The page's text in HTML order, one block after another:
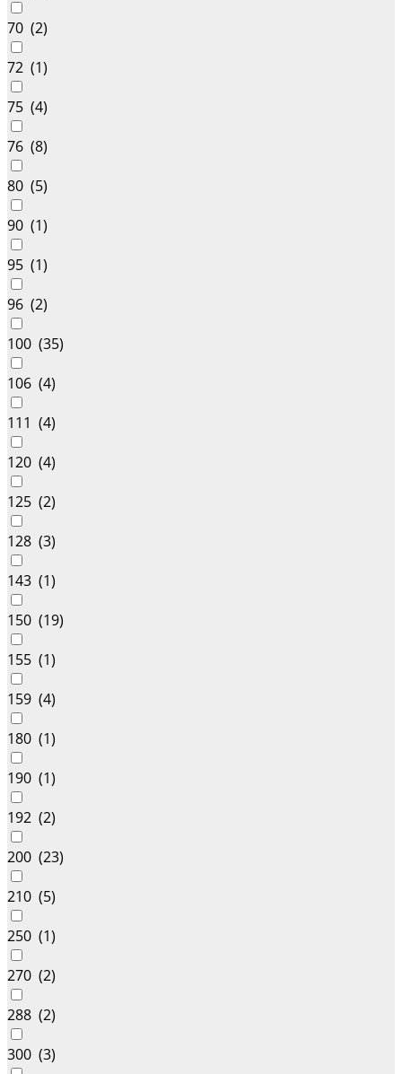
70 (2)
72 (1)
75 (4)
76 (8)
80 (5)
90 (1)
95 (1)
96 (2)
100 (35)
106 (4)
111 (4)
120 (4)
125 (2)
128 (3)
143 (1)
150 (19)
155 (1)
159 (4)
180 (1)
190 (1)
192 (2)
200 (23)
210 (5)
250 (1)
270 (2)
288 (2)
300 (3)